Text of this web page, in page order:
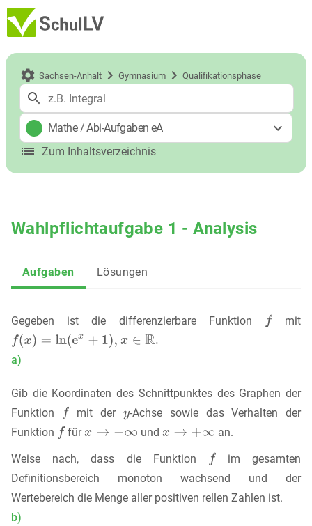
Sachsen-Anhalt Gymnasium Qualifikationsphase
Mathe/Abi-Aufgaben eA
Zum Inhaltsverzeichnis
Wahlpflichtaufgabe 1 - Analysis
Aufgaben Lösungen
Gegeben ist die differenzierbare Funktion mit
a)
Gib die Koordinaten des Schnittpunktes des Graphen der
Funktion
mit der
-Achse sowie das Verhalten der
Funktion
für und
an.
Weise nach, dass die Funktion
im gesamten
Definitionsbereich monoton wachsend und der
Wertebereich die Menge aller positiven rellen Zahlen ist.
b)